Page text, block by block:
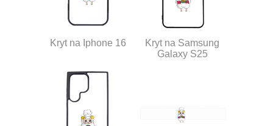
Kryt na Iphone 16
Kryt na Samsung
Galaxy S25